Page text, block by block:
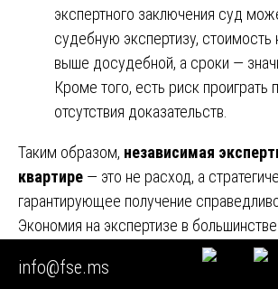
экспертного заключения суд
судебную экспертизу, стоимость
выше досудебной, а сроки —
Кроме того, есть риск проиграть
отсутствия доказательств.
Таким образом, независимая
квартире — это не расход, а
гарантирующее получение
Экономия на экспертизе в
приводит к многократно большим
info@fse.ms